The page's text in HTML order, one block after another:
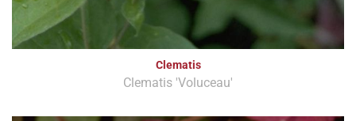
Clematis
Clematis 'Voluceau'